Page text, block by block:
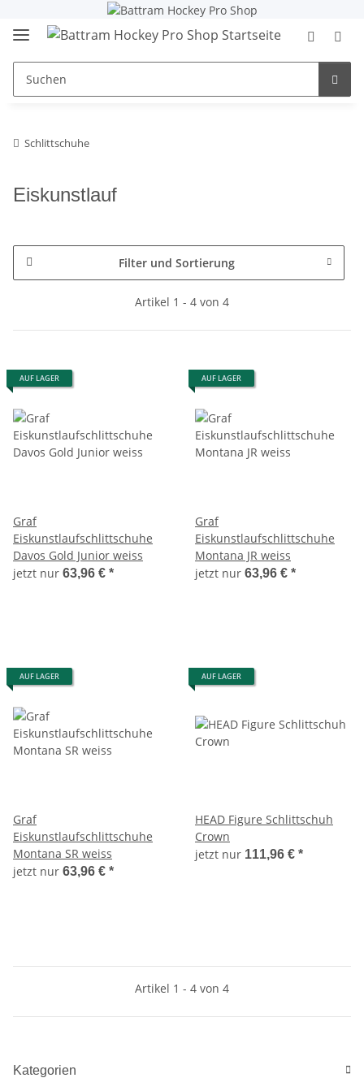
Schlittschuhe
Eiskunstlauf
Filter und Sortierung
Artikel 1 - 4 von 4
AUF LAGER
Graf
Eiskunstlaufschlittschuhe
Davos Gold Junior weiss
jetzt nur 63,96 € *
AUF LAGER
Graf
Eiskunstlaufschlittschuhe
Montana JR weiss
jetzt nur 63,96 € *
AUF LAGER
Graf
Eiskunstlaufschlittschuhe
Montana SR weiss
jetzt nur 63,96 € *
AUF LAGER
HEAD Figure Schlittschuh
Crown
jetzt nur 111,96 € *
Artikel 1 - 4 von 4
Kategorien